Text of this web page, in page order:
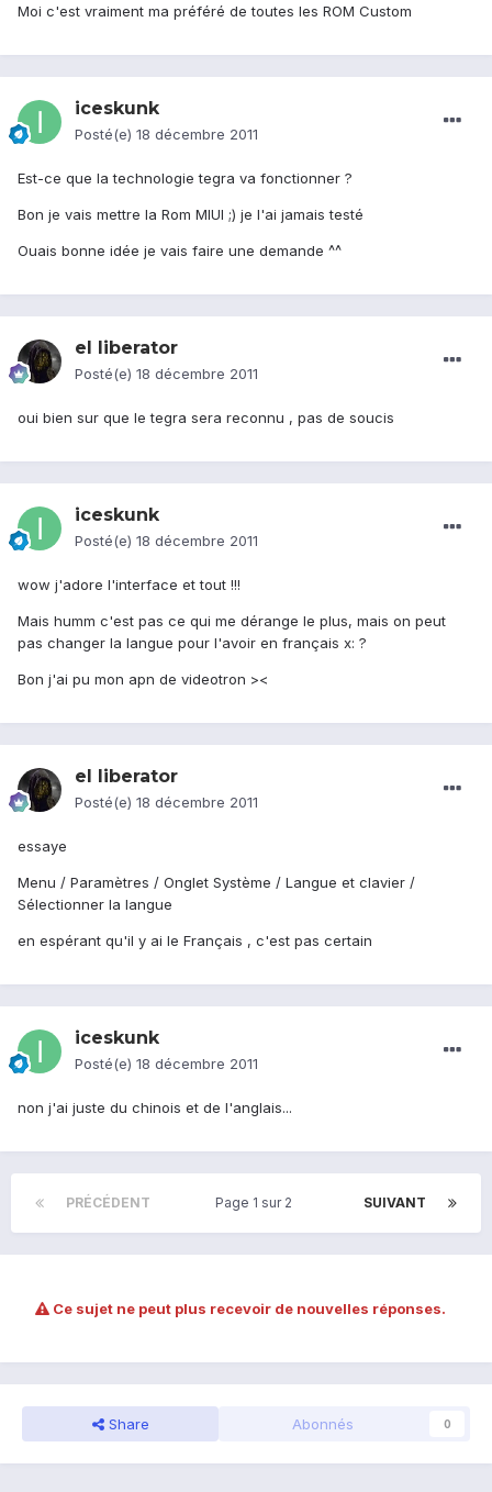
Moi c'est vraiment ma préféré de toutes les ROM Custom
iceskunk
Posté(e) 18 décembre 2011
Est-ce que la technologie tegra va fonctionner ?
Bon je vais mettre la Rom MIUI ;) je l'ai jamais testé
Ouais bonne idée je vais faire une demande ^^
el liberator
Posté(e) 18 décembre 2011
oui bien sur que le tegra sera reconnu , pas de soucis
iceskunk
Posté(e) 18 décembre 2011
wow j'adore l'interface et tout !!!
Mais humm c'est pas ce qui me dérange le plus, mais on peut
pas changer la langue pour l'avoir en français x: ?
Bon j'ai pu mon apn de videotron ><
el liberator
Posté(e) 18 décembre 2011
essaye
Menu / Paramètres / Onglet Système / Langue et clavier /
Sélectionner la langue
en espérant qu'il y ai le Français , c'est pas certain
iceskunk
Posté(e) 18 décembre 2011
non j'ai juste du chinois et de l'anglais...
PRÉCÉDENT SUIVANT
Page 1 sur 2
Ce sujet ne peut plus recevoir de nouvelles réponses.
Share Abonnés 0